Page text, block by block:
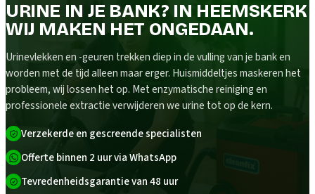
URINE IN JE BANK? IN HEEMSKERK
WIJ MAKEN HET ONGEDAAN.
Urinevlekken en -geuren trekken diep in de vulling van je bank en
worden met de tijd alleen maar erger. Huismiddeltjes maskeren het
probleem, wij lossen het op. Met enzymatische reiniging en
professionele extractie verwijderen we urine tot op de kern.
Verzekerde en gescreende specialisten
Offerte binnen 2 uur via WhatsApp
Tevredenheidsgarantie van 48 uur